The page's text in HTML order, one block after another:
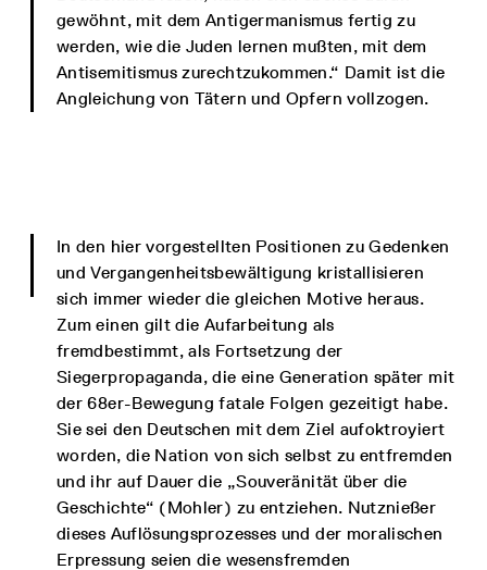
gewöhnt, mit dem Antigermanismus fertig zu
werden, wie die Juden lernen mußten, mit dem
Antisemitismus zurechtzukommen.“ Damit ist die
Angleichung von Tätern und Opfern vollzogen.
In den hier vorgestellten Positionen zu Gedenken
und Vergangenheitsbewältigung kristallisieren
sich immer wieder die gleichen Motive heraus.
Zum einen gilt die Aufarbeitung als
fremdbestimmt, als Fortsetzung der
Siegerpropaganda, die eine Generation später mit
der 68er-Bewegung fatale Folgen gezeitigt habe.
Sie sei den Deutschen mit dem Ziel aufoktroyiert
worden, die Nation von sich selbst zu entfremden
und ihr auf Dauer die „Souveränität über die
Geschichte“ (Mohler) zu entziehen. Nutznießer
dieses Auflösungsprozesses und der moralischen
Erpressung seien die wesensfremden